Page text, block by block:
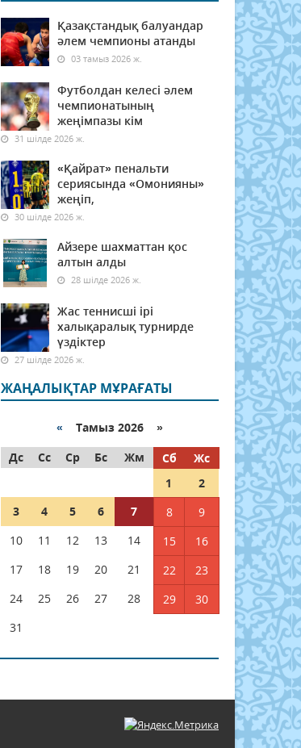
Қазақстандық балуандар
әлем чемпионы атанды
03 тамыз 2026 ж.
Футболдан келесі әлем
чемпионатының
жеңімпазы кім
31 шілде 2026 ж.
«Қайрат» пенальти
сериясында «Омонияны»
жеңіп,
30 шілде 2026 ж.
Айзере шахматтан қос
алтын алды
28 шілде 2026 ж.
Жас теннисші ірі
халықаралық турнирде
үздіктер
27 шілде 2026 ж.
ЖАҢАЛЫҚТАР МҰРАҒАТЫ
« Тамыз 2026 »
Дс
Сс Ср Бс Жм Сб
Жс
1
2
3
4 5 6 7 8
9
10
11 12 13 14 15
16
17
18 19 20 21 22
23
24
25 26 27 28 29
30
31